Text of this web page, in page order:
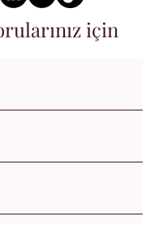
için